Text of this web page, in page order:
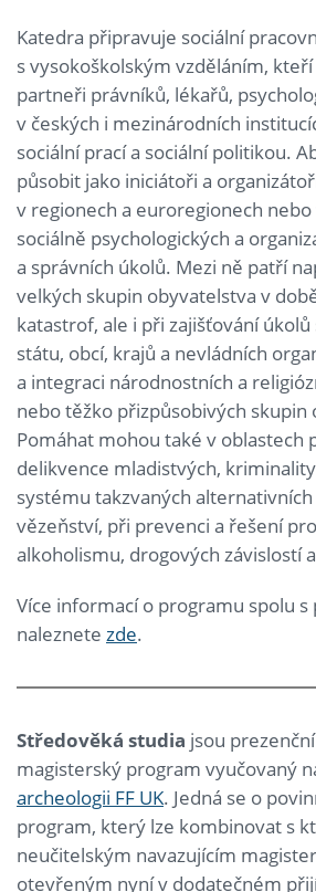
Katedra připravuje sociální
s vysokoškolským vzděláním,
partneři právníků, lékařů,
v českých i mezinárodních
sociální prací a sociální politikou.
působit jako iniciátoři a
v regionech a euroregionech
sociálně psychologických a
a správních úkolů. Mezi ně patří
velkých skupin obyvatelstva v
katastrof, ale i při zajišťování
státu, obcí, krajů a nevládních
a integraci národnostních a
nebo těžko přizpůsobivých skupin
Pomáhat mohou také v oblastech
delikvence mladistvých,
systému takzvaných
vězeňství, při prevenci a řešení
alkoholismu, drogových závislostí
Více informací o programu spolu s
naleznete zde.
Středověká studia jsou
magisterský program vyučovaný
archeologii FF UK. Jedná se o
program, který lze kombinovat s
neučitelským navazujícím
otevřeným nyní v dodatečném